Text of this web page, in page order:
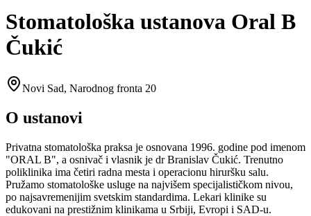
Stomatološka ustanova Oral B
Čukić
Novi Sad, Narodnog fronta 20
O ustanovi
Privatna stomatološka praksa je osnovana 1996. godine pod imenom
"ORAL B", a osnivač i vlasnik je dr Branislav Čukić. Trenutno
poliklinika ima četiri radna mesta i operacionu hiruršku salu.
Pružamo stomatološke usluge na najvišem specijalističkom nivou,
po najsavremenijim svetskim standardima. Lekari klinike su
edukovani na prestižnim klinikama u Srbiji, Evropi i SAD-u.